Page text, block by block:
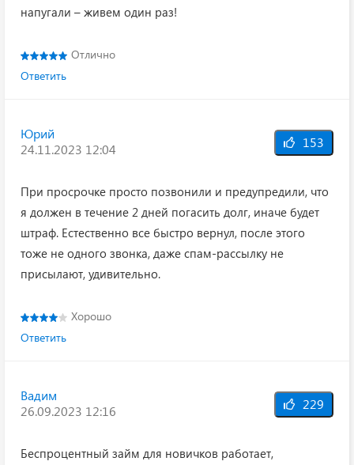
напугали – живем один раз!
Отлично
Ответить
Юрий
24.11.2023 12:04
153
При просрочке просто позвонили и предупредили, что
я должен в течение 2 дней погасить долг, иначе будет
штраф. Естественно все быстро вернул, после этого
тоже не одного звонка, даже спам-рассылку не
присылают, удивительно.
Хорошо
Ответить
Вадим
26.09.2023 12:16
229
Беспроцентный займ для новичков работает,